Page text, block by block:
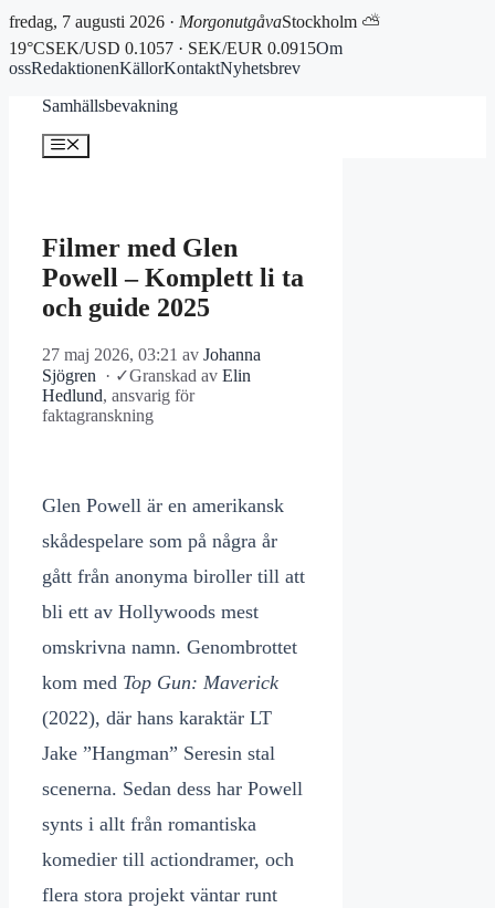
fredag, 7 augusti 2026 · MorgonutgåvaStockholm ⛅
19°CSEK/USD 0.1057 · SEK/EUR 0.0915Om
ossRedaktionenKällorKontaktNyhetsbrev
Samhällsbevakning
Meny
Filmer med Glen
Powell – Komplett li ta
och guide 2025
27 maj 2026, 03:21 av Johanna
Sjögren
· ✓Granskad av Elin
Hedlund, ansvarig för
faktagranskning
Glen Powell är en amerikansk
skådespelare som på några år
gått från anonyma biroller till att
bli ett av Hollywoods mest
omskrivna namn. Genombrottet
kom med Top Gun: Maverick
(2022), där hans karaktär LT
Jake ”Hangman” Seresin stal
scenerna. Sedan dess har Powell
synts i allt från romantiska
komedier till actiondramer, och
flera stora projekt väntar runt